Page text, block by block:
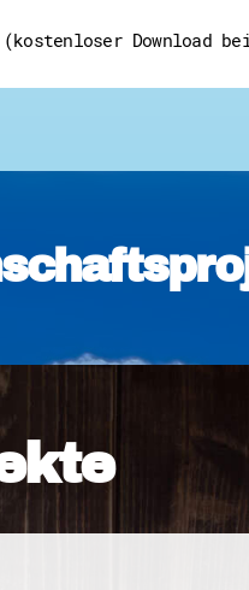
melden
Download